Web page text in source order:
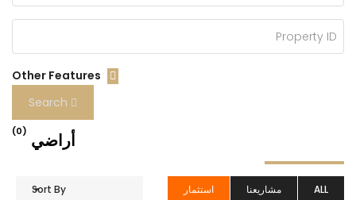
أراضي (0)
ALL مشاريعنا استثمار Sort By